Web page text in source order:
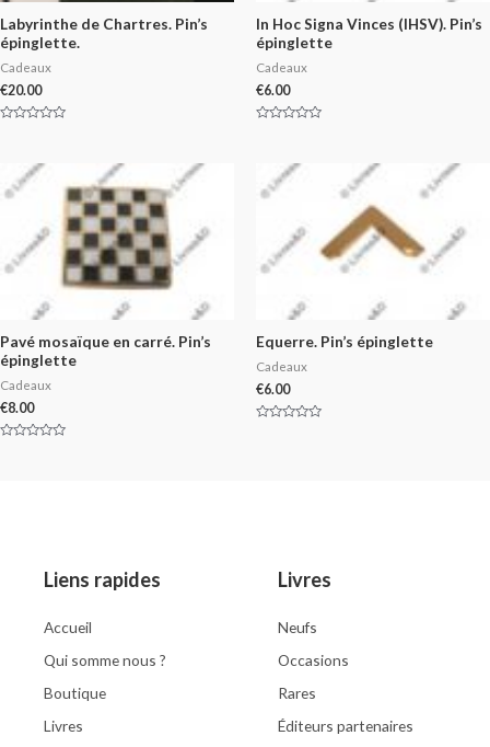
Labyrinthe de Chartres. Pin’s
épinglette.
Cadeaux
€20.00
In Hoc Signa Vinces (IHSV). Pin’s
épinglette
Cadeaux
€6.00
Pavé mosaïque en carré. Pin’s
épinglette
Cadeaux
€8.00
Equerre. Pin’s épinglette
Cadeaux
€6.00
Liens rapides
Accueil
Qui somme nous ?
Boutique
Livres
Livres
Neufs
Occasions
Rares
Éditeurs partenaires